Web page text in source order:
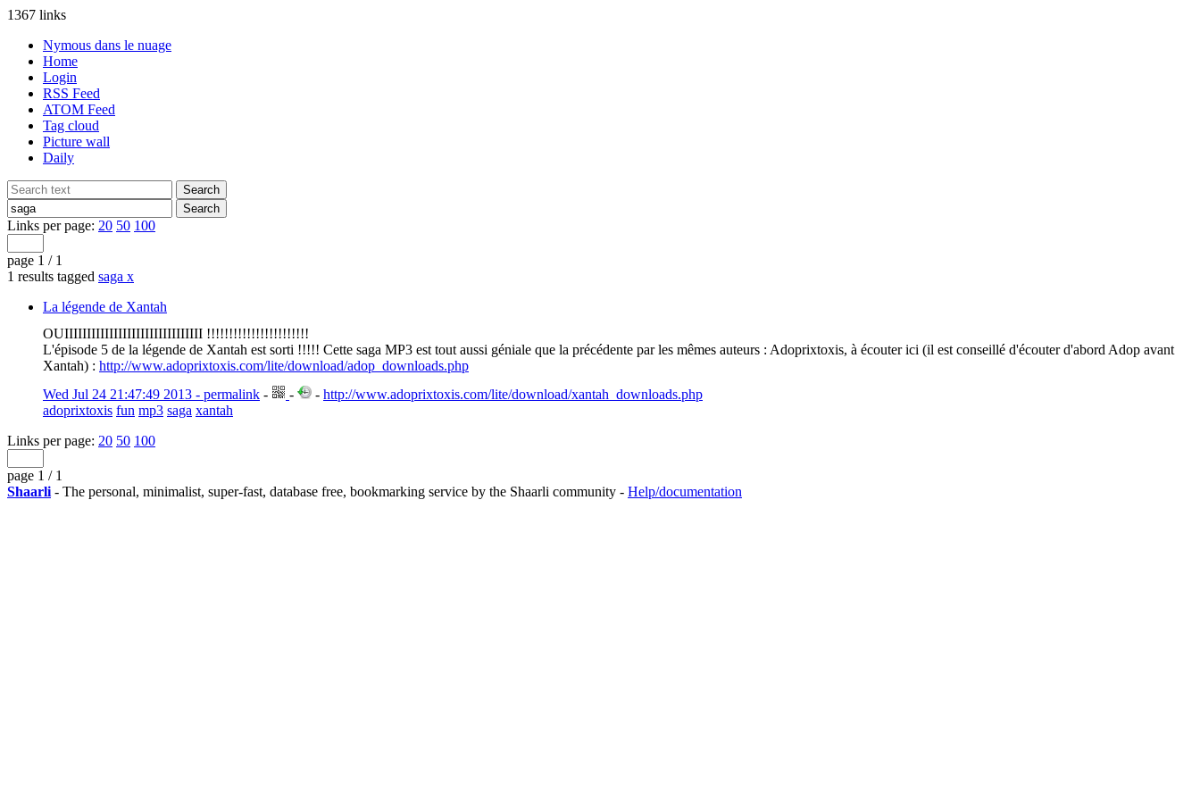
1367 links
Nymous dans le nuage
Home
Login
RSS Feed
ATOM Feed
Tag cloud
Picture wall
Daily
Links per page: 20 50 100
page 1 / 1
1 results tagged saga x
La légende de Xantah
OUIIIIIIIIIIIIIIIIIIIIIIIIIIIIIII !!!!!!!!!!!!!!!!!!!!!!!
L'épisode 5 de la légende de Xantah est sorti !!!!! Cette saga MP3 est tout aussi géniale que la précédente par les mêmes auteurs : Adoprixtoxis, à écouter ici (il est conseillé d'écouter d'abord Adop avant
Xantah) : http://www.adoprixtoxis.com/lite/download/adop_downloads.php
Wed Jul 24 21:47:49 2013 - permalink - - - http://www.adoprixtoxis.com/lite/download/xantah_downloads.php
adoprixtoxis fun mp3 saga xantah
Links per page: 20 50 100
page 1 / 1
Shaarli - The personal, minimalist, super-fast, database free, bookmarking service by the Shaarli community - Help/documentation